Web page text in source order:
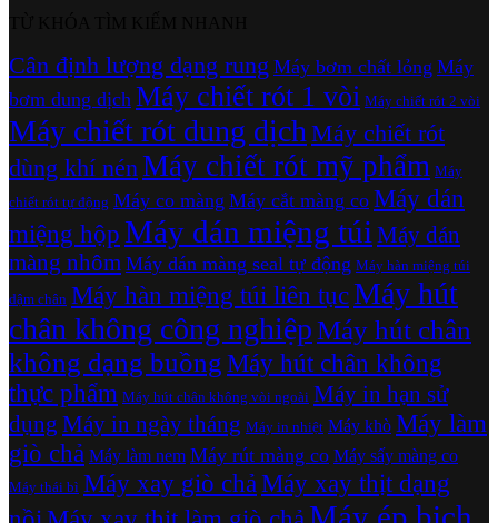
Cân định lượng dạng rung Máy bơm chất lỏng Máy
bơm dung dịch Máy chiết rót 1 vòi Máy chiết rót 2 vòi
Máy chiết rót dung dịch Máy chiết rót
dùng khí nén Máy chiết rót mỹ phẩm Máy
chiết rót tự động Máy co màng Máy cắt màng co Máy dán
miệng hộpMáy dán miệng túi Máy dán
màng nhôm Máy dán màng seal tự động Máy hàn miệng túi
dậm chân Máy hàn miệng túi liên tụcMáy hút
chân không công nghiệpMáy hút chân
không dạng buồngMáy hút chân không
thực phẩm Máy hút chân không vòi ngoài Máy in hạn sử
dụng Máy in ngày tháng Máy in nhiệt Máy khò Máy làm
giò chả Máy làm nem Máy rút màng co Máy sấy màng co
Máy thái bì Máy xay giò chảMáy xay thịt dạng